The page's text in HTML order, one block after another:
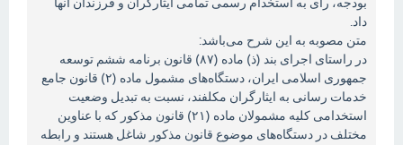
بودجه، رأی به استخدام رسمی تمامی ایثارگران و فرزندان آنها
داد.
متن مصوبه به این شرح می‌باشد:
در راستای اجرای بند (ذ) ماده (۸۷) قانون برنامه ششم توسعه
جمهوری اسلامی ایران، دستگاه‌های مشمول ماده (۲) قانون جامع
خدمات رسانی به ایثارگران مکلفند، نسبت به تبدیل وضعیت
استخدامی کلیه مشمولان ماده (۲۱) قانون مذکور که با عناوین
مختلف در دستگاه‌های موضوع قانون مذکور شاغل هستند و رابطه